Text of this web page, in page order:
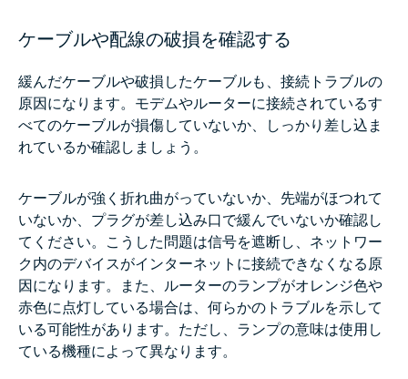
ケーブルや配線の破損を確認する
緩んだケーブルや破損したケーブルも、接続トラブルの
原因になります。モデムやルーターに接続されているす
べてのケーブルが損傷していないか、しっかり差し込ま
れているか確認しましょう。
ケーブルが強く折れ曲がっていないか、先端がほつれて
いないか、プラグが差し込み口で緩んでいないか確認し
てください。こうした問題は信号を遮断し、ネットワー
ク内のデバイスがインターネットに接続できなくなる原
因になります。また、ルーターのランプがオレンジ色や
赤色に点灯している場合は、何らかのトラブルを示して
いる可能性があります。ただし、ランプの意味は使用し
ている機種によって異なります。